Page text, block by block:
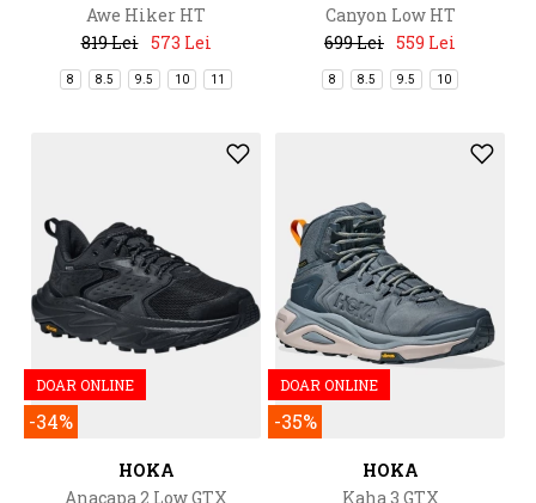
Awe Hiker HT
819 Lei 573 Lei
8 8.5 9.5 10 11
Canyon Low HT
699 Lei 559 Lei
8 8.5 9.5 10
DOAR ONLINE
-34%
HOKA
Anacapa 2 Low GTX
DOAR ONLINE
-35%
HOKA
Kaha 3 GTX